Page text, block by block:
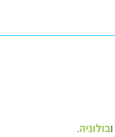
בולוניה.